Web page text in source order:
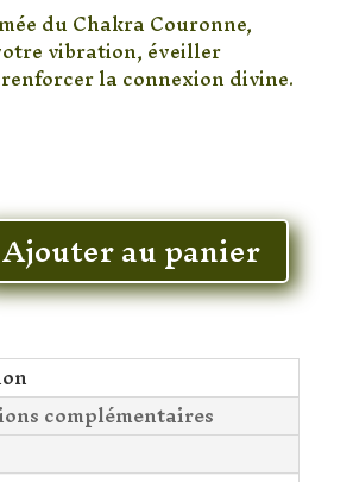
du Chakra Couronne,
vibration, éveiller
la connexion divine.
Ajouter au panier
complémentaires